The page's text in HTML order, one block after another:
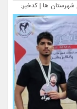
شهرستان ها | کدخبر: